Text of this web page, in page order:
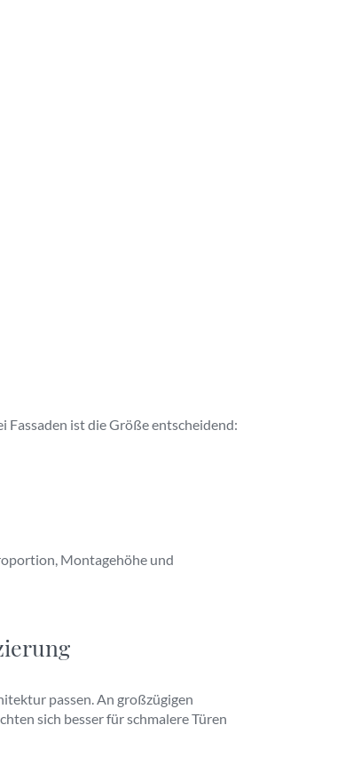
ist die Größe entscheidend:
Montagehöhe und
passen. An großzügigen
sich besser für schmalere Türen